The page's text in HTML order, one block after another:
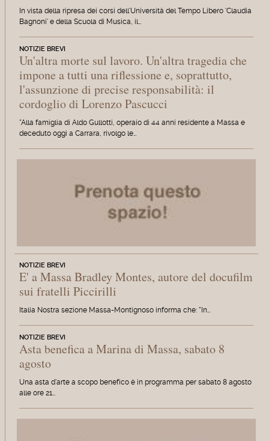
In vista della ripresa dei corsi dell'Università del Tempo Libero 'Claudia
Bagnoni' e della Scuola di Musica, il…
NOTIZIE BREVI
Un'altra morte sul lavoro. Un'altra tragedia che
impone a tutti una riflessione e, soprattutto,
l'assunzione di precise responsabilità: il
cordoglio di Lorenzo Pascucci
"Alla famiglia di Aldo Gullotti, operaio di 44 anni residente a Massa e
deceduto oggi a Carrara, rivolgo le…
NOTIZIE BREVI
E' a Massa Bradley Montes, autore del docufilm
sui fratelli Piccirilli
Italia Nostra sezione Massa-Montignoso informa che: "In…
NOTIZIE BREVI
Asta benefica a Marina di Massa, sabato 8
agosto
Una asta d'arte a scopo benefico è in programma per sabato 8 agosto
alle ore 21…